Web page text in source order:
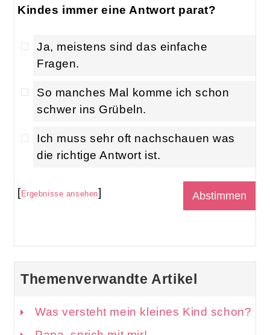
Kindes immer eine Antwort parat?
Ja, meistens sind das einfache
Fragen.
So manches Mal komme ich schon
schwer ins Grübeln.
Ich muss sehr oft nachschauen was
die richtige Antwort ist.
[Ergebnisse ansehen]
Themenverwandte Artikel
Was versteht mein kleines Kind schon?